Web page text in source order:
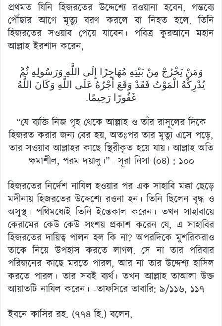
প্রথমত যিনি হিজরতের উদ্দেশ্যে রওয়ানা হবেন, গন্তব্যে
পৌঁছার আগে মৃত্যু বরণ করলে বা নিহত হলে, তিনি
হিজরতের সওয়াব পেয়ে যাবেন। পবিত্র কুরআনে মহান
আল্লাহ ইরশাদ করেন,
وَمَنْ يَخْرُجْ مِنْ بَيْتِهِ مُهَاجِرًا إِلَى اللَّهِ وَرَسُولِهِ ثُمَّ
يُدْرِكْهُ الْمَوْتُ فَقَدْ وَقَعَ أَجْرُهُ عَلَى اللَّهِ وَكَانَ اللَّهُ
غَفُورًا رَحِيمًا.
“যে ব্যক্তি নিজ গৃহ থেকে আল্লাহ ও তাঁর রাসূলের দিকে
হিজরত করার জন্য বের হয়, অতঃপর তার মৃত্যু এসে পড়ে,
তার সওয়াব আল্লাহর কাছে স্থিরীকৃত হয়ে যায়। আল্লাহ অতি
ক্ষমাশীল, পরম দয়ালু।” –সূরা নিসা (০৪) : ১০০
হিজরতের নির্দেশ নাযিল হওয়ার পর এক সাহাবি মক্কা ছেড়ে
মদীনায় হিজরতের উদ্দেশ্যে রওনা হন। তিনি ছিলেন বৃদ্ধ ও
অসুস্থ। পথিমধ্যেই তিনি ইন্তেকাল করেন। তখন সাহাবায়ে
কেরামের কেউ কেউ সংশয় প্রকাশ করেন যে, এ সাহাবির
হিজরতের দায়িত্ব পালন হল কি না? অপরদিকে মুশরিকরাও
তাকে নিয়ে উপহাস করতে লাগল, সে না তার পরিবার
পরিজনের কাছে মরতে পারল, আর না তার উদ্দেশ্য হাসিল
করতে পারল। তার সবই ব্যর্থ। তখন আল্লাহ তাআলা উক্ত
আয়াতটি নাযিল করেন। -তাফসিরে তাবারি: ৯/১১৬, ১১৭
ইবনে কাসির রহ. (৭৭৪ হি.) বলেন,